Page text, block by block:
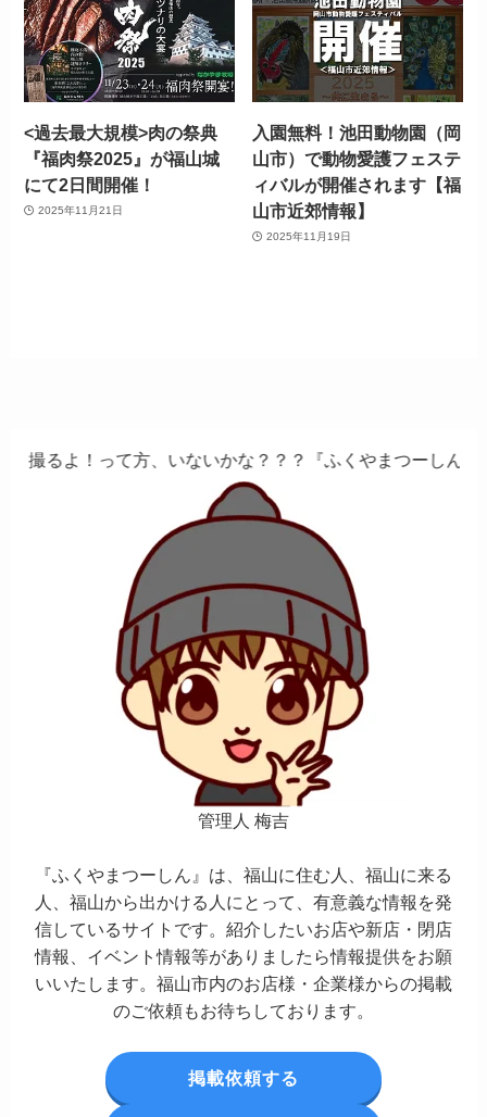
<過去最大規模>肉の祭典
『福肉祭2025』が福山城
にて2日間開催！
2025年11月21日
入園無料！池田動物園（岡
山市）で動物愛護フェステ
ィバルが開催されます【福
山市近郊情報】
2025年11月19日
、いないかな？？？『ふくやまつーしん』でちょっとした
管理人 梅吉
『ふくやまつーしん』は、福山に住む人、福山に来る
人、福山から出かける人にとって、有意義な情報を発
信しているサイトです。紹介したいお店や新店・閉店
情報、イベント情報等がありましたら情報提供をお願
いいたします。福山市内のお店様・企業様からの掲載
のご依頼もお待ちしております。
掲載依頼する